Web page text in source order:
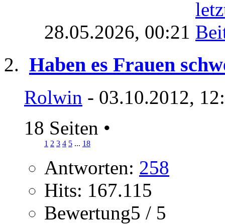
28.05.2026, 00:21
Haben es Frauen
Rolwin - 03.10.2012,
18 Seiten •
1 2 3 4 5 ... 18
Antworten: 258
Hits: 167.115
Bewertung5 / 5